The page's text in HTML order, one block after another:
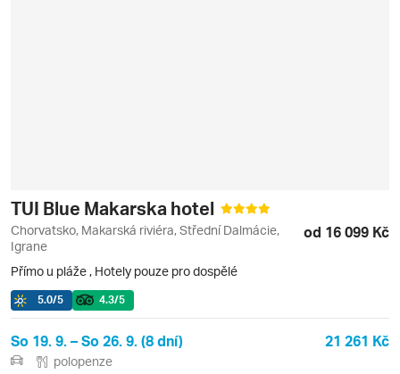
TUI Blue Makarska hotel
Chorvatsko, Makarská riviéra, Střední Dalmácie,
Igrane
od 16 099 Kč
Přímo u pláže , Hotely pouze pro dospělé
5.0/5 4.3/5
So 19. 9. – So 26. 9. (8 dní) 21 261 Kč
polopenze